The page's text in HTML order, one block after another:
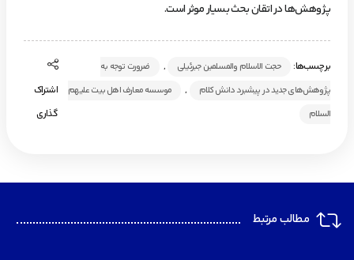
پژوهش‌ها در اتقان بحث بسیار موثر است.
برچسب‌ها: حجت الاسلام والمسلمین جبرئیلی ,
ضرورت توجه به
پژوهش‌های جدید در پیشبرد دانش کلام
,
موسسه معارف اهل بیت علیهم
السلام
اشتراک
گذاری
مطالب مرتبط